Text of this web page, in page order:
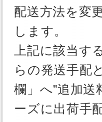
配送方法を変
します。
上記に該当
らの発送手配
欄」へ”追加
ーズに出荷手